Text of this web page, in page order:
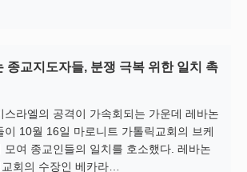
종교지도자들, 분쟁 극복 위한 일치 촉
스라엘의 공격이 가속회되는 가운데 레바논
이 10월 16일 마로니트 가톨릭교회의 브케
모여 종교인들의 일치를 호소했다. 레바논
회의 수장인 베카라…